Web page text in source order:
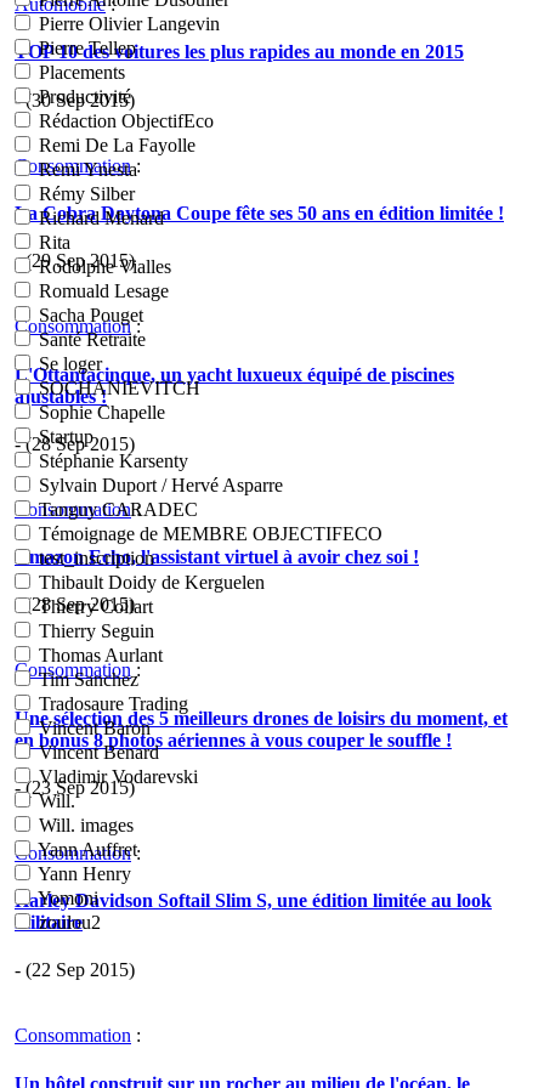
Pierre Olivier Langevin
Pierre Tellep
Placements
Productivité
Rédaction ObjectifEco
Remi De La Fayolle
Remi Ynesta
Rémy Silber
Richard Menard
Rita
Rodolphe Vialles
Romuald Lesage
Sacha Pouget
Santé Retraite
Se loger
SOCHANIEVITCH
Sophie Chapelle
Startup
Stéphanie Karsenty
Sylvain Duport / Hervé Asparre
Tanguy CARADEC
Témoignage de MEMBRE OBJECTIFECO
test_inscription
Thibault Doidy de Kerguelen
Thierry Collart
Thierry Seguin
Thomas Aurlant
Tim Sanchez
Tradosaure Trading
Vincent Baron
Vincent Benard
Vladimir Vodarevski
Will.
Will. images
Yann Auffret
Yann Henry
Yomoni
zoulou2
Automobile:
TOP 10 des voitures les plus rapides au monde en 2015
- (30 Sep 2015)
Consommation:
La Cobra Daytona Coupe fête ses 50 ans en édition limitée !
- (29 Sep 2015)
Consommation:
L'Ottantacinque, un yacht luxueux équipé de piscines
ajustables !
- (28 Sep 2015)
Consommation:
Amazon Echo, l'assistant virtuel à avoir chez soi !
- (28 Sep 2015)
Consommation :
Une sélection des 5 meilleurs drones de loisirs du moment, et
en bonus 8 photos aériennes à vous couper le souffle !
- (23 Sep 2015)
Consommation:
Harley Davidson Softail Slim S, une édition limitée au look
militaire
- (22 Sep 2015)
Consommation :
Un hôtel construit sur un rocher au milieu de l'océan, le